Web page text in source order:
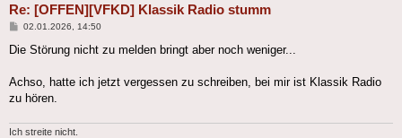
Re: [OFFEN][VFKD] Klassik Radio stumm
Beitrag
02.01.2026, 14:50
Die Störung nicht zu melden bringt aber noch weniger...
Achso, hatte ich jetzt vergessen zu schreiben, bei mir ist Klassik Radio
zu hören.
Ich streite nicht.